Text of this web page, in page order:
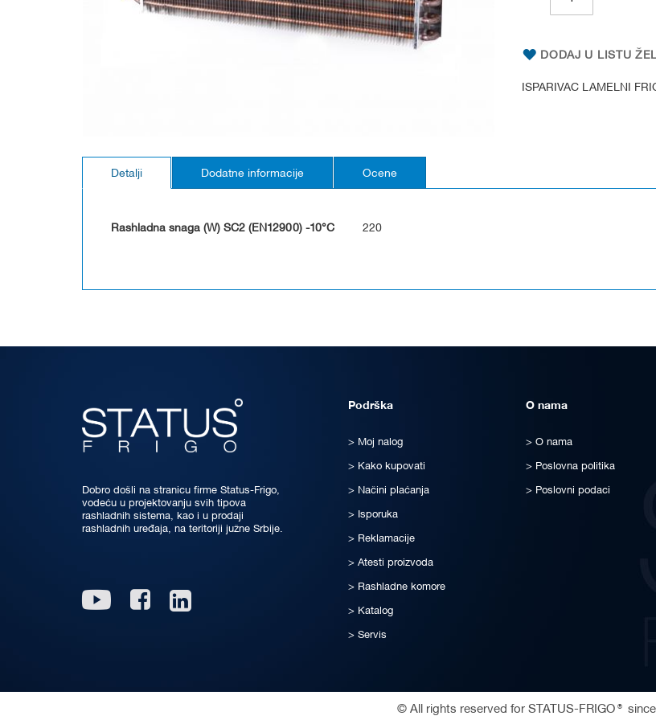
DODAJ U LISTU
ISPARIVAC LAMELNI
to
beginning
Detalji
Rashladna snaga (W) SC2 (EN12900) -10°C 220
Dodatne informacije Ocene
Dobro došli na stranicu firme Status-Frigo,
vodeću u projektovanju svih tipova
rashladnih sistema, kao i u prodaji
rashladnih uređaja, na teritoriji južne Srbije.
Youtube Facebook
Podrška
Moj nalog
Kako kupovati
Načini plaćanja
Isporuka
Reklamacije
Atesti proizvoda
Rashladne komore
Katalog
Servis
O nama
O nama
Poslovna politika
Poslovni podaci
© All rights reserved for STATUS-FRIGO® since